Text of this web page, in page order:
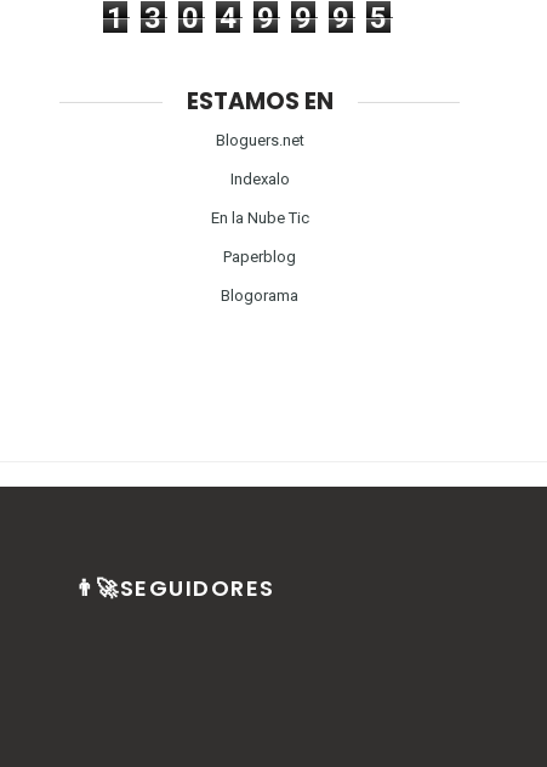
1 3 0 4 9 9 9 5
ESTAMOS EN
Bloguers.net
Indexalo
En la Nube Tic
Paperblog
Blogorama
👨‍🚀SEGUIDORES